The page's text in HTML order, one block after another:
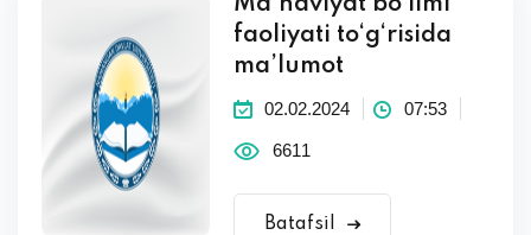
Ma’naviyat bo‘limi
faoliyati to‘g‘risida
ma’lumot
02.02.2024 07:53
6611
Batafsil